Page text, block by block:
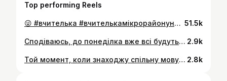
Top performing Reels
😜 #вчителька #вчителькамікрорайонунашогожителька #вчителька_мікрорайону🎓 #вчителькаукраїнської #вчительказарубіжної #інставчителька #вчительтікток #буднівчителя #шкільнібудні📚📓 #гуморукраїнською #українськийтікток #буднівчительки #школа #шкільнийгумор #жарт #жартиукраїнською #жартиукраїнською🇺🇦 #танці #танцітікток #урок #вчительблогер #реклама #рекламатікток #рекламаінстаграм #блогеркропивницький #рекламакропивницький 51.5k
Сподіваюсь, до понеділка вже всі будуть зі своїми картинами 😂 А ви вже намалювали? #вчителька #вчителькамікрорайонунашогожителька #вчителька_мікрорайону🎓 #вчителькаукраїнської #вчительказарубіжної #інставчителька #вчительтікток #буднівчителя #шкільнібудні📚📓 #гуморукраїнською #українськийтікток #буднівчительки #школа #шкільнийгумор #жарт #жартиукраїнською #жартиукраїнською🇺🇦 #танці #танцітікток #урок #вчительблогер #реклама #рекламатікток #рекламаінстаграм #блогеркропивницький #рекламакропивницький 2.9k
Той момент, коли знаходжу спільну мову з класом, з яким більшості складно 🥰 #вчителька #вчителькамікрорайонунашогожителька #вчителька_мікрорайону🎓 #вчителькаукраїнської #вчительказарубіжної #інставчителька #вчительтікток #буднівчителя #шкільнібудні📚📓 #гуморукраїнською #українськийтікток #буднівчительки #школа #шкільнийгумор #жарт #жартиукраїнською #жартиукраїнською🇺🇦 #танці #танцітікток #урок #вчительблогер #реклама #рекламатікток #рекламаінстаграм #блогеркропивницький #рекламакропивницький 2.8k